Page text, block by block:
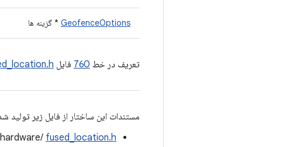
GeofenceOptions * گزینه ها
تعریف در خط 760 فایل
مستندات این ساختار از فایل زیر تولید
fused_location.h